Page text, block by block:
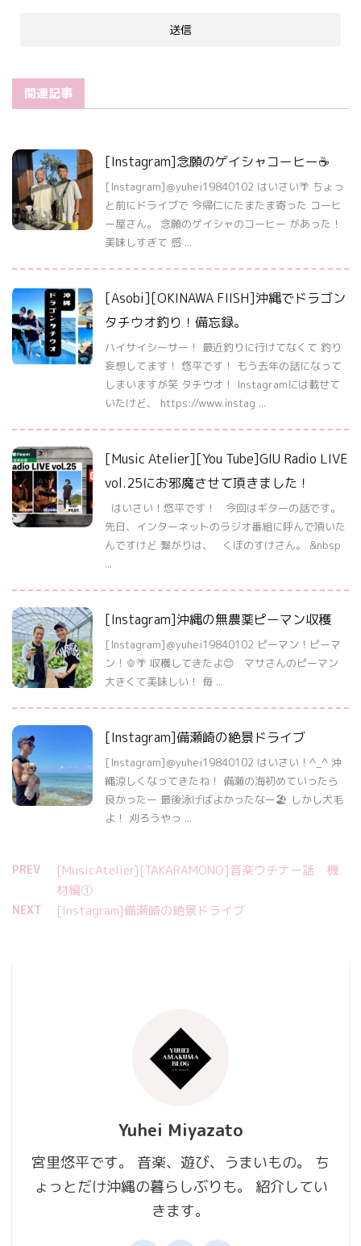
関連記事
[Instagram]念願のゲイシャコーヒー☕️
[Instagram]＠yuhei19840102 はいさい🌴 ちょっ
と前にドライブで 今帰仁にたまたま寄った コーヒ
ー屋さん。 念願のゲイシャのコーヒー があった！
美味しすぎて 感 ...
[Asobi][OKINAWA FIISH]沖縄でドラゴン
タチウオ釣り！備忘録。
ハイサイシーサー！ 最近釣りに行けてなくて 釣り
妄想してます！ 悠平です！ もう去年の話になって
しまいますが笑 タチウオ！ Instagramには載せて
いたけど、 https://www.instag ...
[Music Atelier][You Tube]GIU Radio LIVE
vol.25にお邪魔させて頂きました！
はいさい！悠平です！ 今回はギターの話です。
先日、インターネットのラジオ番組に呼んで頂いた
んですけど 繋がりは、 くぼのすけさん。 &nbsp
...
[Instagram]沖縄の無農薬ピーマン収穫
[Instagram]＠yuhei19840102 ピーマン！ピーマ
ン！🫑🌴 収穫してきたよ😊 マサさんのピーマン
大きくて美味しい！ 毎 ...
[Instagram]備瀬崎の絶景ドライブ
[Instagram]＠yuhei19840102 はいさい！^_^ 沖
縄涼しくなってきたね！ 備瀬の海初めていったら
良かったー 最後泳げばよかったなー🏖 しかし犬毛
よ！ 刈ろうやっ ...
PREV
[MusicAtelier][TAKARAMONO]音楽ウチナー話 機
材編①
NEXT [Instagram]備瀬崎の絶景ドライブ
Yuhei Miyazato
宮里悠平です。 音楽、遊び、うまいもの。 ち
ょっとだけ沖縄の暮らしぶりも。 紹介してい
きます。